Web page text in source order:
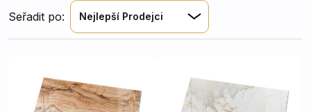
Seřadit po:
Nejlepší Prodejci